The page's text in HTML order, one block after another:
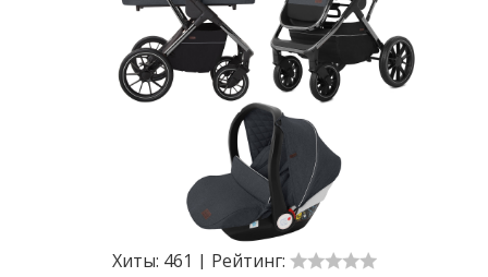
Хиты: 461 | Рейтинг: